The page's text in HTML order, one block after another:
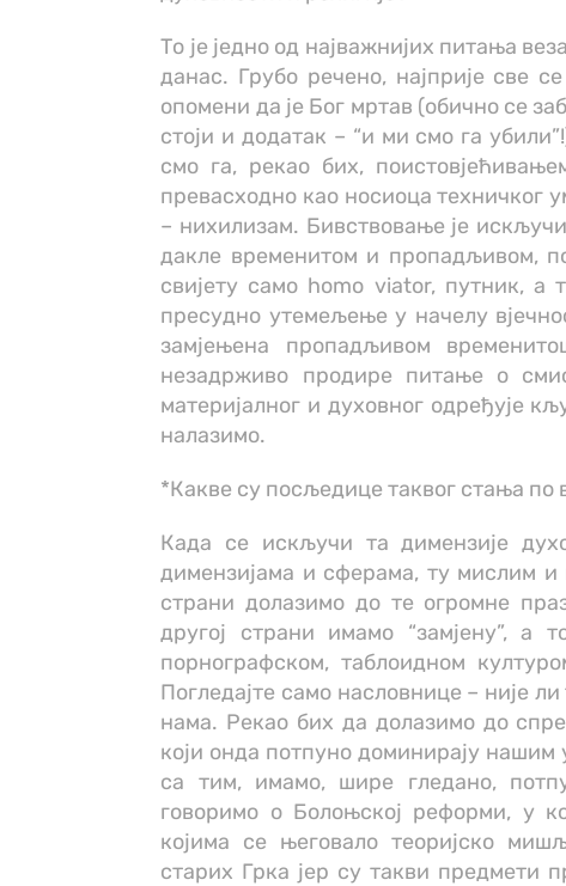
То је једно од најважнијих питања
данас. Грубо речено, најприје све
опомени да је Бог мртав (обично се
стоји и додатак – “и ми смо га
смо га, рекао бих,
превасходно као носиоца техничког
– нихилизам. Бивствовање је
дакле временитом и пропадљивом,
свијету само homo viator, путник, а
пресудно утемељење у начелу
замјењена пропадљивом
незадрживо продире питање о
материјалног и духовног одређује
налазимо.
*Какве су посљедице таквог стања
Када се искључи та димензије
димензијама и сферама, ту мислим и
страни долазимо до те огромне
другој страни имамо “замјену”, а
порнографском, таблоидном
Погледајте само насловнице – није
нама. Рекао бих да долазимо до
који онда потпуно доминирају
са тим, имамо, шире гледано,
говоримо о Болоњској реформи, у
којима се његовало теоријско
старих Грка јер су такви предмети